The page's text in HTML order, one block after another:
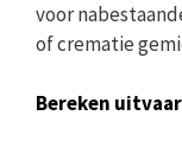
voor
of crematie
Bereken